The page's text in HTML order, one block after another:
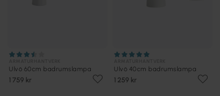
Ulvö 60cm badrumslampa
1 759 kr
Ulvö 40cm badrumslampa
1 259 kr